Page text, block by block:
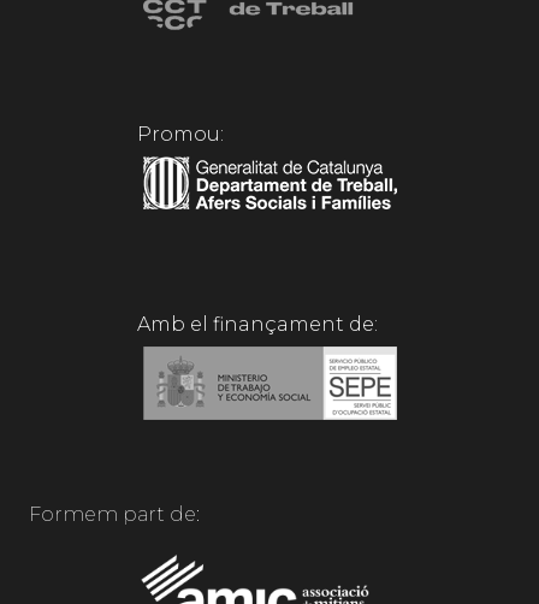
Promou:
Amb el finançament de:
Formem part de: